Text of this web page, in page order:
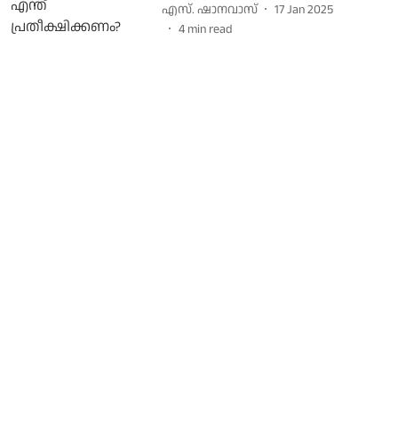
എസ്. ഷാനവാസ്
17 Jan 2025
4 min read